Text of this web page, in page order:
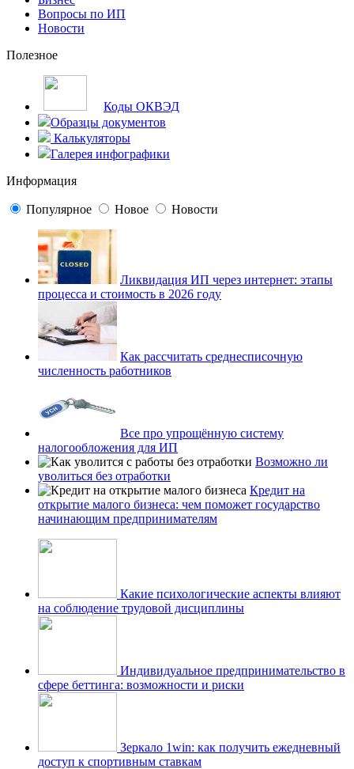
Вопросы по ИП
Новости
Полезное
Коды ОКВЭД
Образцы документов
Калькуляторы
Галерея инфографики
Информация
Популярное Новое Новости
Ликвидация ИП через интернет: этапы
процесса и стоимость в 2026 году
Как рассчитать среднесписочную
численность работников
Все про упрощённую систему
налогообложения для ИП
Возможно ли
уволиться без отработки
Кредит на
открытие малого бизнеса: чем поможет государство
начинающим предпринимателям
Какие психологические аспекты влияют
на соблюдение трудовой дисциплины
Индивидуальное предпринимательство в
сфере беттинга: возможности и риски
Зеркало 1win: как получить ежедневный
доступ к спортивным ставкам